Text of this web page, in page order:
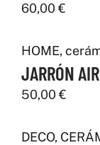
60,00€
HOME,
JARRÓN AIR
50,00€
DECO,